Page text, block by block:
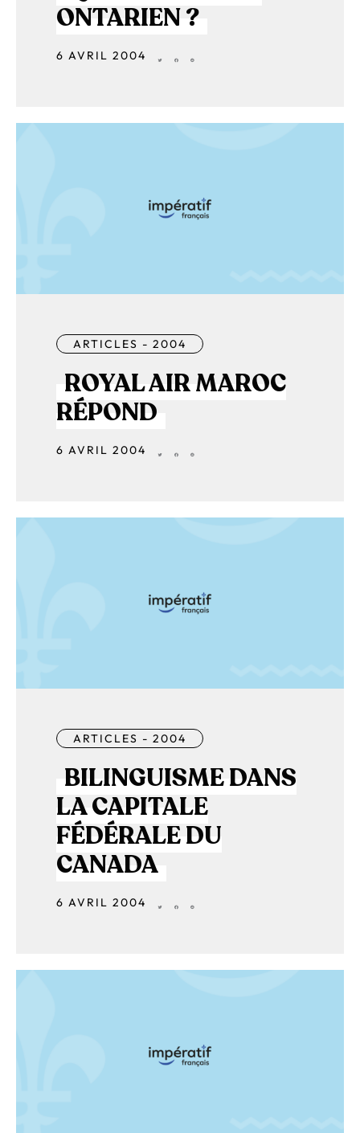
ONTARIEN ?
6 AVRIL 2004
ARTICLES - 2004
ROYAL AIR MAROC
RÉPOND
6 AVRIL 2004
ARTICLES - 2004
BILINGUISME DANS
LA CAPITALE
FÉDÉRALE DU
CANADA
6 AVRIL 2004